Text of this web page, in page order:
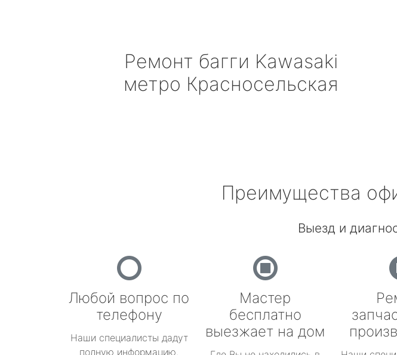
Ремонт багги Kawasaki
метро Красносельская
Преимущества
Выезд и
Любой вопрос по
телефону
Наши специалисты дадут
полную информацию.
Мастер
бесплатно
выезжает на дом